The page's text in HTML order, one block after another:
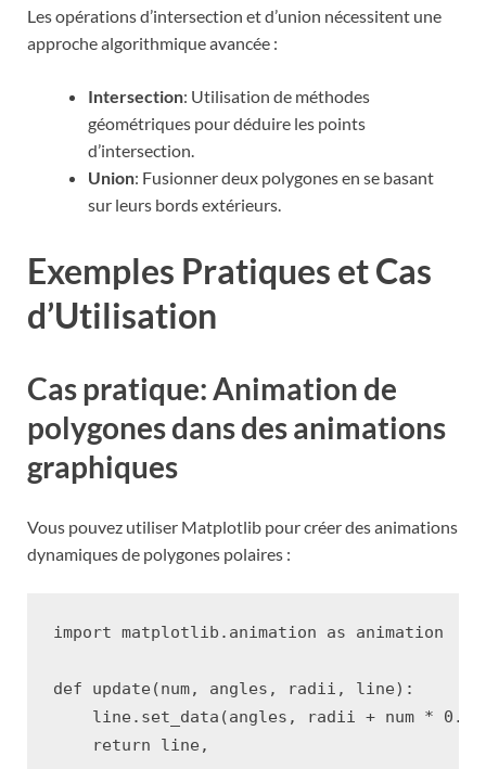
Les opérations d’intersection et d’union nécessitent une
approche algorithmique avancée :
Intersection: Utilisation de méthodes
géométriques pour déduire les points
d’intersection.
Union: Fusionner deux polygones en se basant
sur leurs bords extérieurs.
Exemples Pratiques et Cas
d’Utilisation
Cas pratique: Animation de
polygones dans des animations
graphiques
Vous pouvez utiliser Matplotlib pour créer des animations
dynamiques de polygones polaires :
import matplotlib.animation as animation
def update (num, angles , radii , line):
line . set_data (angles , radii + num * 0.01
return
line ,